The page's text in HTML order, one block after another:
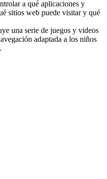
a qué aplicaciones y
sitios web puede visitar y qué
una serie de juegos y videos
adaptada a los niños